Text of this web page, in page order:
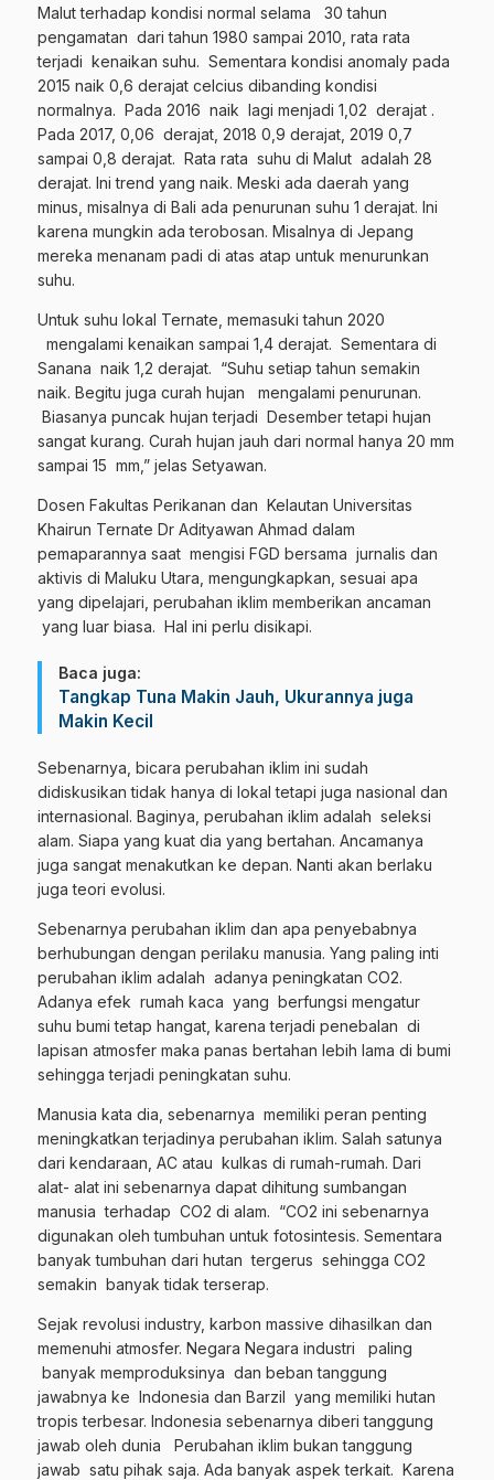
Malut terhadap kondisi normal selama 30 tahun
pengamatan dari tahun 1980 sampai 2010, rata rata
terjadi kenaikan suhu. Sementara kondisi anomaly pada
2015 naik 0,6 derajat celcius dibanding kondisi
normalnya. Pada 2016 naik lagi menjadi 1,02 derajat .
Pada 2017, 0,06 derajat, 2018 0,9 derajat, 2019 0,7
sampai 0,8 derajat. Rata rata suhu di Malut adalah 28
derajat. Ini trend yang naik. Meski ada daerah yang
minus, misalnya di Bali ada penurunan suhu 1 derajat. Ini
karena mungkin ada terobosan. Misalnya di Jepang
mereka menanam padi di atas atap untuk menurunkan
suhu.
Untuk suhu lokal Ternate, memasuki tahun 2020
mengalami kenaikan sampai 1,4 derajat. Sementara di
Sanana naik 1,2 derajat. “Suhu setiap tahun semakin
naik. Begitu juga curah hujan mengalami penurunan.
Biasanya puncak hujan terjadi Desember tetapi hujan
sangat kurang. Curah hujan jauh dari normal hanya 20 mm
sampai 15 mm,” jelas Setyawan.
Dosen Fakultas Perikanan dan Kelautan Universitas
Khairun Ternate Dr Adityawan Ahmad dalam
pemaparannya saat mengisi FGD bersama jurnalis dan
aktivis di Maluku Utara, mengungkapkan, sesuai apa
yang dipelajari, perubahan iklim memberikan ancaman
yang luar biasa. Hal ini perlu disikapi.
Baca juga:
Tangkap Tuna Makin Jauh, Ukurannya juga
Makin Kecil
Sebenarnya, bicara perubahan iklim ini sudah
didiskusikan tidak hanya di lokal tetapi juga nasional dan
internasional. Baginya, perubahan iklim adalah seleksi
alam. Siapa yang kuat dia yang bertahan. Ancamanya
juga sangat menakutkan ke depan. Nanti akan berlaku
juga teori evolusi.
Sebenarnya perubahan iklim dan apa penyebabnya
berhubungan dengan perilaku manusia. Yang paling inti
perubahan iklim adalah adanya peningkatan CO2.
Adanya efek rumah kaca yang berfungsi mengatur
suhu bumi tetap hangat, karena terjadi penebalan di
lapisan atmosfer maka panas bertahan lebih lama di bumi
sehingga terjadi peningkatan suhu.
Manusia kata dia, sebenarnya memiliki peran penting
meningkatkan terjadinya perubahan iklim. Salah satunya
dari kendaraan, AC atau kulkas di rumah-rumah. Dari
alat- alat ini sebenarnya dapat dihitung sumbangan
manusia terhadap CO2 di alam. “CO2 ini sebenarnya
digunakan oleh tumbuhan untuk fotosintesis. Sementara
banyak tumbuhan dari hutan tergerus sehingga CO2
semakin banyak tidak terserap.
Sejak revolusi industry, karbon massive dihasilkan dan
memenuhi atmosfer. Negara Negara industri paling
banyak memproduksinya dan beban tanggung
jawabnya ke Indonesia dan Barzil yang memiliki hutan
tropis terbesar. Indonesia sebenarnya diberi tanggung
jawab oleh dunia Perubahan iklim bukan tanggung
jawab satu pihak saja. Ada banyak aspek terkait. Karena